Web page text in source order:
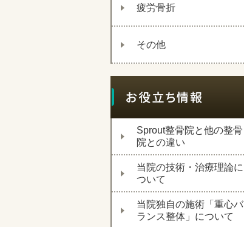
疲労骨折
その他
Sprout整骨院と他の整骨
院との違い
当院の技術・治療理論に
ついて
当院独自の施術「重心バ
ランス整体」について